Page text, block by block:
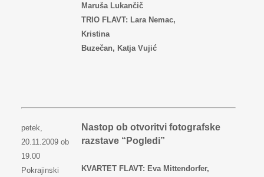
Maruša Lukančič
TRIO FLAVT: Lara Nemac,
Kristina
Buzečan, Katja Vujić
petek,
20.11.2009 ob
19.00
Pokrajinski
Nastop ob otvoritvi fotografske
razstave “Pogledi”
KVARTET FLAVT: Eva Mittendorfer,